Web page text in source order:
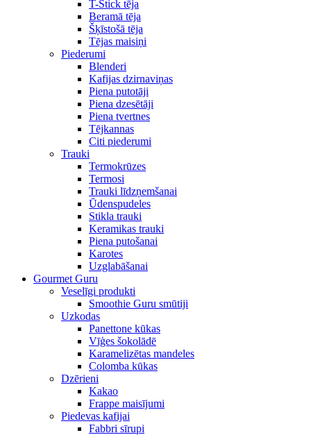
T-Stick tēja
Beramā tēja
Šķīstošā tēja
Tējas maisiņi
Piederumi
Blenderi
Kafijas dzirnaviņas
Piena putotāji
Piena dzesētāji
Piena tvertnes
Tējkannas
Citi piederumi
Trauki
Termokrūzes
Termosi
Trauki līdzņemšanai
Ūdenspudeles
Stikla trauki
Keramikas trauki
Piena putošanai
Karotes
Uzglabāšanai
Gourmet Guru
Veselīgi produkti
Smoothie Guru smūtiji
Uzkodas
Panettone kūkas
Vīģes šokolādē
Karamelizētas mandeles
Colomba kūkas
Dzērieni
Kakao
Frappe maisījumi
Piedevas kafijai
Fabbri sīrupi